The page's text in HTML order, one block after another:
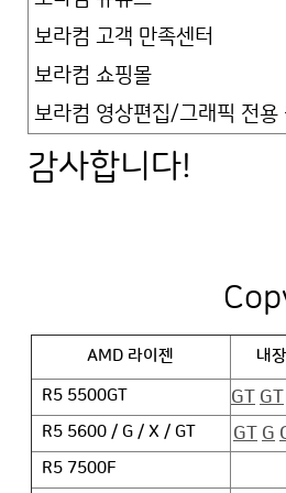
보라컴 고객 만족센터
보라컴 쇼핑몰
보라컴 영상편집/그래픽 전용
감사합니다!
AMD 라이젠 내장
R5 5500GT GT GT
R5 5600 / G / X / GT GT G
R5 7500F